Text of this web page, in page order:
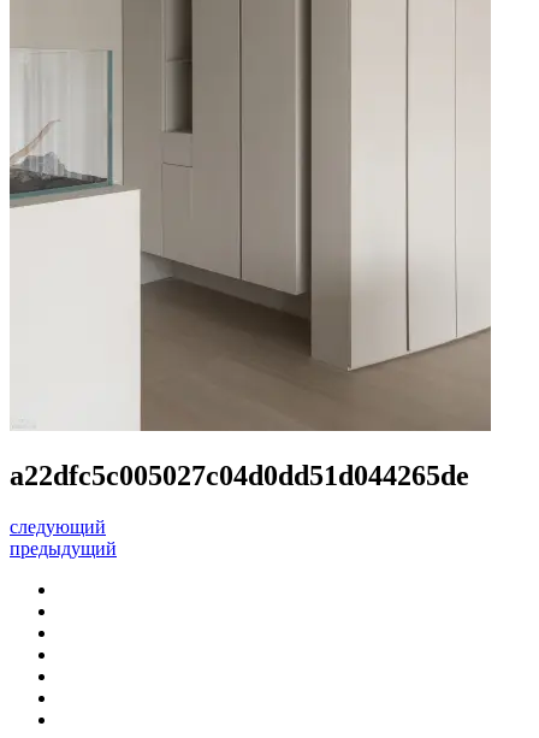
a22dfc5c005027c04d0dd51d044265de
следующий
предыдущий